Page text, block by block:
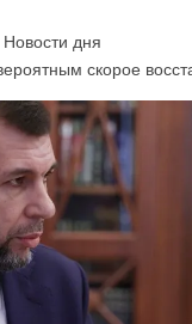
дня
скорое